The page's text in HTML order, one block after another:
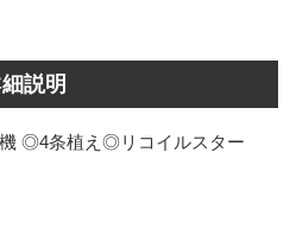
説明
◎4条植え◎リコイルスター